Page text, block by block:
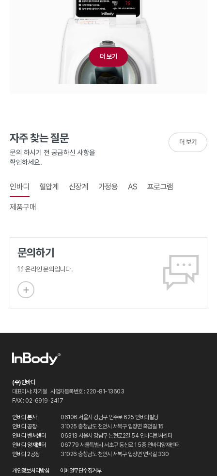
더 보기
자주 찾는 질문
문의 하시기 전 궁금하신 사항을
확인하세요.
인바디 혈압계 신장계 가정용 AS 프로그램
제품구매
더 보기
문의하기
1:1 온라인 문의입니다.
(주)인바디
대표이사: 차기철 사업자등록번호 : 220-81-13603
FAX : 02-6919-2417
인바디 본사
06106 서울시 강남구 언주로 625 인바디빌딩
인바디 공장
31025 충청남도 천안시 서북구 입장면 흑암길 15
인바디 벤처센터
06313 서울시 강남구 논현로2길 54 인바디벤처센터
인바디 양재센터
06779 서울특별시 서초구 동산로 1 5층 인바디양재센터
인바디 2공장
31026 충청남도 천안시 서북구 입장면 연곡길 330
개인정보처리방침 이메일무단수집거부